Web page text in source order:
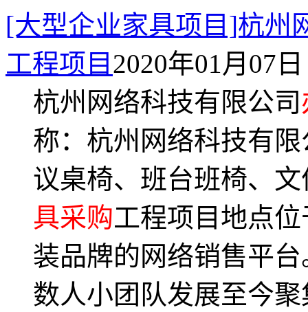
[大型企业家具项目]杭州
工程项目 2020年01月07
杭州网络科技有限公司
称：杭州网络科技有
议桌椅、班台班椅、
具采购工程项目地点
装品牌的网络销售平
数人小团队发展至今